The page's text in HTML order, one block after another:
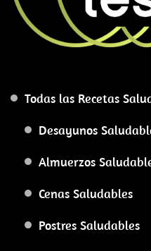
Todas las Recetas
Desayunos
Almuerzos
Cenas Saludables
Postres Saludables